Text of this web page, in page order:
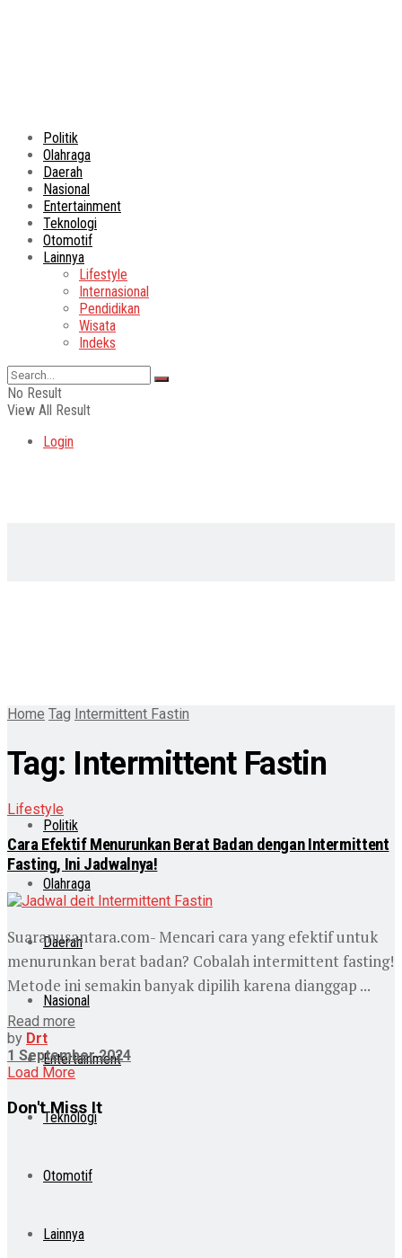
Politik
Olahraga
Daerah
Nasional
Entertainment
Teknologi
Otomotif
Lainnya
Lifestyle
Internasional
Pendidikan
Wisata
Indeks
No Result
View All Result
Login
Politik
Olahraga
Daerah
Nasional
Entertainment
Teknologi
Otomotif
Lainnya
Home Tag Intermittent Fastin
Tag: Intermittent Fastin
Lifestyle
Cara Efektif Menurunkan Berat Badan dengan Intermittent
Fasting, Ini Jadwalnya!
Suaranusantara.com- Mencari cara yang efektif untuk
menurunkan berat badan? Cobalah intermittent fasting!
Metode ini semakin banyak dipilih karena dianggap ...
Read more
by Drt
1 September 2024
Load More
Don't Miss It